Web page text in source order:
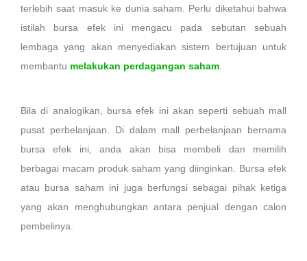
terlebih saat masuk ke dunia saham. Perlu diketahui bahwa
istilah bursa efek ini mengacu pada sebutan sebuah
lembaga yang akan menyediakan sistem bertujuan untuk
membantu melakukan perdagangan saham
Bila di analogikan, bursa efek ini akan seperti sebuah mall
pusat perbelanjaan. Di dalam mall perbelanjaan bernama
bursa efek ini, anda akan bisa membeli dan memilih
berbagai macam produk saham yang diinginkan. Bursa efek
atau bursa saham ini juga berfungsi sebagai pihak ketiga
yang akan menghubungkan antara penjual dengan calon
pembelinya.